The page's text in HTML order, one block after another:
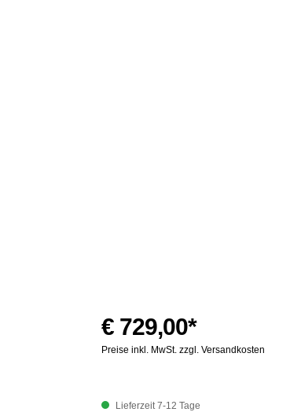
€ 729,00*
Preise inkl. MwSt. zzgl. Versandkosten
Lieferzeit 7-12 Tage